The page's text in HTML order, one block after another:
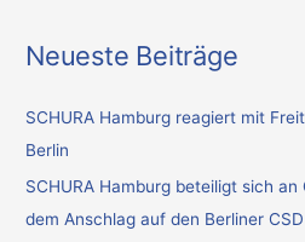
h
a
c
Neueste Beiträge
SCHURA Hamburg reagiert mit
Berlin
SCHURA Hamburg beteiligt sich
dem Anschlag auf den Berliner CSD